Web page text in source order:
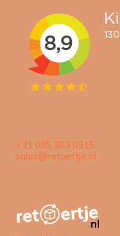
+31 085 303 0315
sales@retoertje.nl